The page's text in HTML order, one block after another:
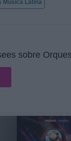
Música Latina
sobre